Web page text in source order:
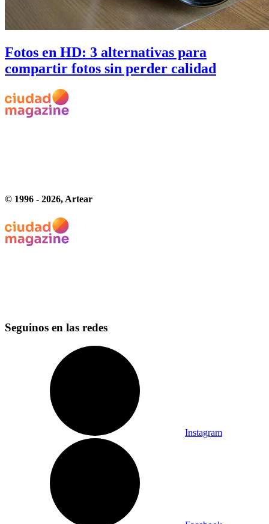
Fotos en HD: 3 alternativas para
compartir fotos sin perder calidad
© 1996 - 2026, Artear
Seguinos en las redes
Instagram